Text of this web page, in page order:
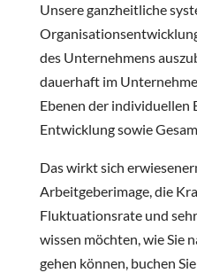
Unsere ganzheitliche
des Unternehmens
dauerhaft im
Ebenen der individuellen
Entwicklung sowie
Das wirkt sich
Arbeitgeberimage, die
Fluktuationsrate und
wissen möchten, wie Sie
gehen können, buchen